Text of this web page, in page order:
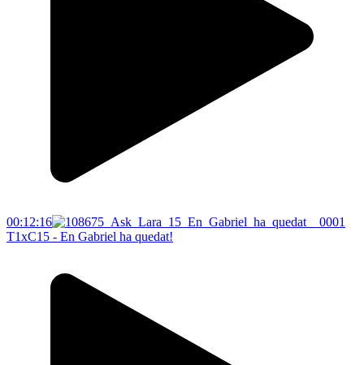
00:12:16
T1xC15 - En Gabriel ha quedat!